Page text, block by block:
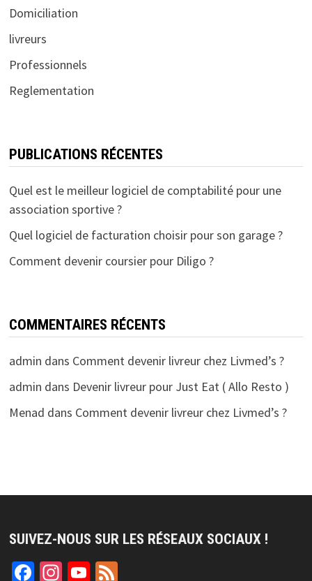
Domiciliation
livreurs
Professionnels
Reglementation
PUBLICATIONS RÉCENTES
Quel est le meilleur logiciel de comptabilité pour une
association sportive ?
Quel logiciel de facturation choisir pour son garage ?
Comment devenir coursier pour Diligo ?
COMMENTAIRES RÉCENTS
admin dans Comment devenir livreur chez Livmed’s ?
admin dans Devenir livreur pour Just Eat ( Allo Resto )
Menad dans Comment devenir livreur chez Livmed’s ?
SUIVEZ-NOUS SUR LES RÉSEAUX SOCIAUX !
Facebook
Instagram
YouTube
Feed